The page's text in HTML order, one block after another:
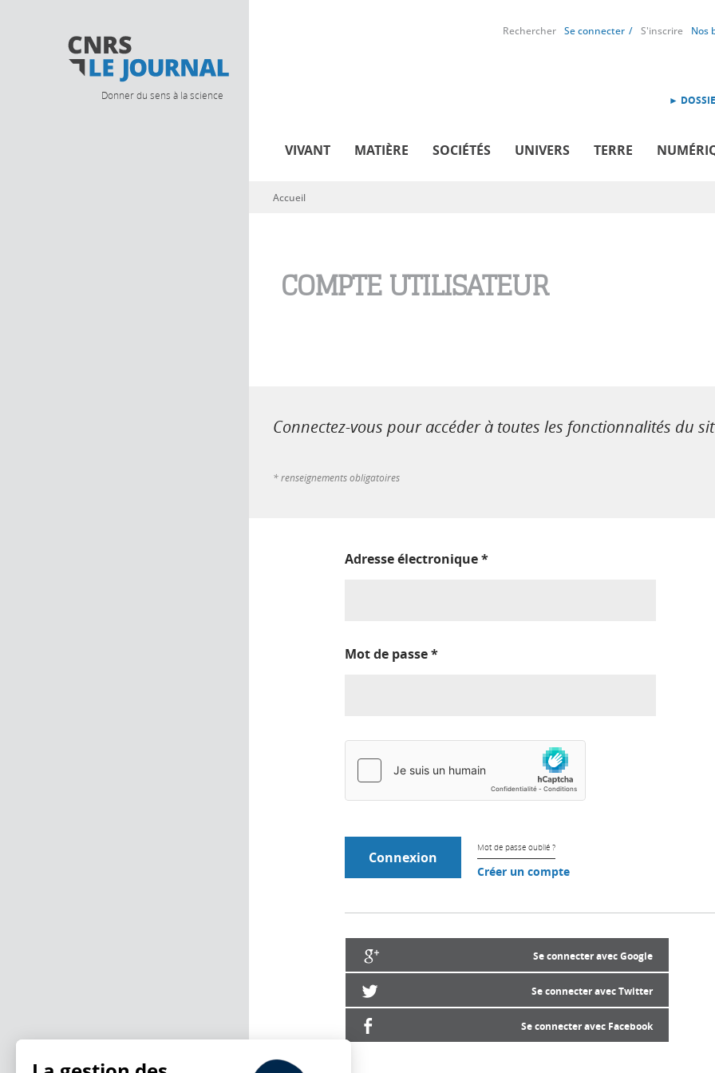
Donner du sens à la science
Rechercher Se connecter S'inscrire Nos
►
VIVANT MATIÈRE SOCIÉTÉS UNIVERS TERRE
Vous êtes ici
Accueil
COMPTE UTILISATEUR
Connectez-vous pour accéder à toutes les fonctionnalités du
* renseignements obligatoires
Adresse électronique*
Mot de passe*
Mot de passe oublié ?
Créer un compte
Se connecter avec Google
Se connecter avec Twitter
Se connecter avec Facebook